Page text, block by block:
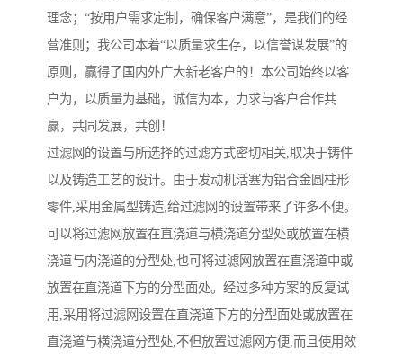
理念；“按用户需求定制，确保客户满意”，是我们的经
营准则；我公司本着“以质量求生存，以信誉谋发展”的
原则，赢得了国内外广大新老客户的！本公司始终以客
户为，以质量为基础，诚信为本，力求与客户合作共
赢，共同发展，共创！
过滤网的设置与所选择的过滤方式密切相关,取决于铸件
以及铸造工艺的设计。由于发动机活塞为铝合金圆柱形
零件,采用金属型铸造,给过滤网的设置带来了许多不便。
可以将过滤网放置在直浇道与横浇道分型处或放置在横
浇道与内浇道的分型处,也可将过滤网放置在直浇道中或
放置在直浇道下方的分型面处。经过多种方案的反复试
用,采用将过滤网设置在直浇道下方的分型面处或放置在
直浇道与横浇道分型处,不但放置过滤网方便,而且使用效